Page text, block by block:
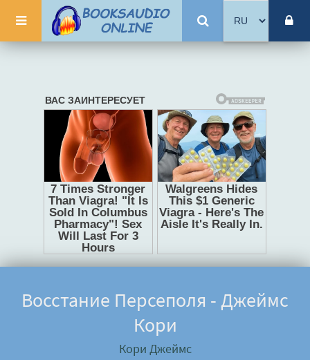
Восстание Персеполя - Джеймс
Кори
Кори Джеймс